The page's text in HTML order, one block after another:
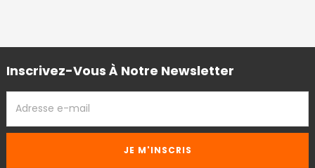
Inscrivez-Vous À Notre Newsletter
EMAIL